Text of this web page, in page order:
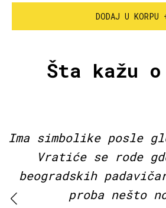
DODAJ U KORPU
Šta kažu o
Ima simbolike posle
Vratiće se rode
beogradskih
proba nešto